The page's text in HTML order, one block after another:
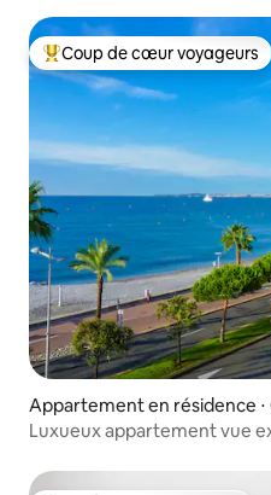
Coups de cœur voyageurs
Coup de cœur voyageurs
Appartement en résidence
sLuxueux appartement vue